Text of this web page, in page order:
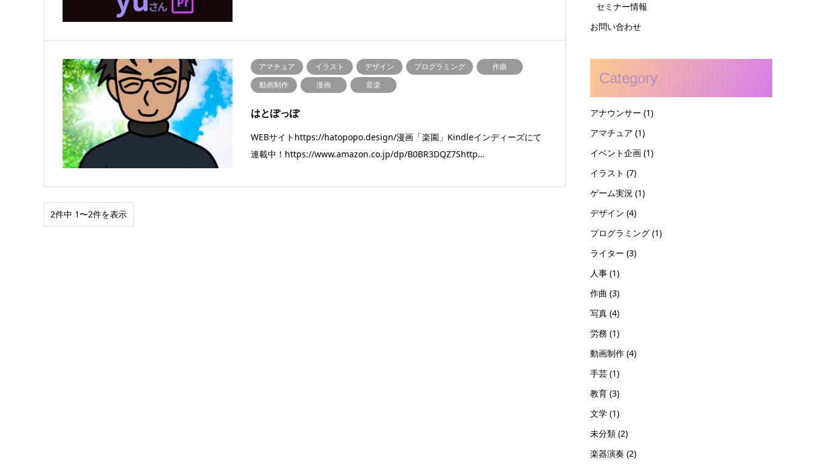
アマチュア イラスト デザイン プログラミング
作曲
動画制作
漫画 音楽
はとぽっぽ
WEBサイトhttps://hatopopo.design/漫画「楽園」Kindleインディーズにて
連載中！https://www.amazon.co.jp/dp/B0BR3DQZ7Shttp…
2件中 1〜2件を表示
セミナー情報
お問い合わせ
Category
アナウンサー (1)
アマチュア (1)
イベント企画 (1)
イラスト (7)
ゲーム実況 (1)
デザイン (4)
プログラミング (1)
ライター (3)
人事 (1)
作曲 (3)
写真 (4)
労務 (1)
動画制作 (4)
手芸 (1)
教育 (3)
文学 (1)
未分類 (2)
楽器演奏 (2)